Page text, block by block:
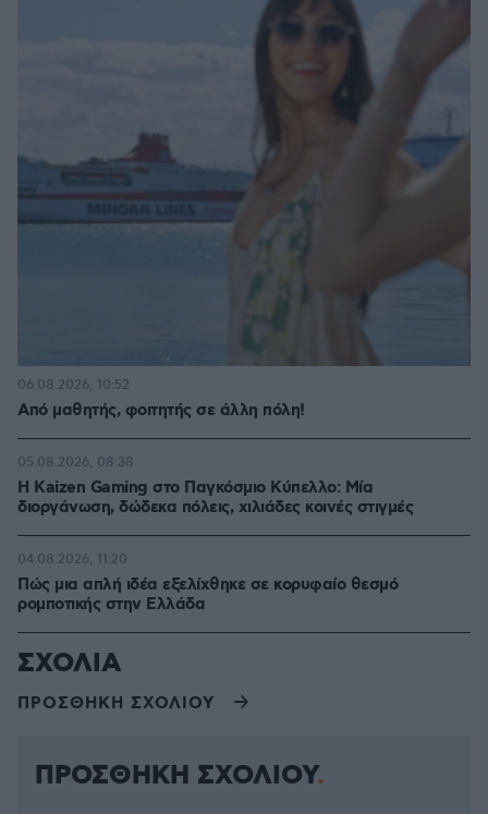
Από μαθητής, φοιτητής σε άλλη πόλη!
06.08.2026, 10:52
H Kaizen Gaming στο Παγκόσμιο Kύπελλο: Μία
διοργάνωση, δώδεκα πόλεις, χιλιάδες κοινές στιγμές
05.08.2026, 08:38
Πώς μια απλή ιδέα εξελίχθηκε σε κορυφαίο θεσμό
ρομποτικής στην Ελλάδα
04.08.2026, 11:20
ΣΧΟΛΙΑ
ΠΡΟΣΘΗΚΗ ΣΧΟΛΙΟΥ
ΠΡΟΣΘΗΚΗ ΣΧΟΛΙΟΥ